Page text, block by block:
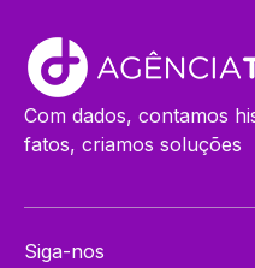
Com dados, contamos
fatos, criamos soluções
Siga-nos